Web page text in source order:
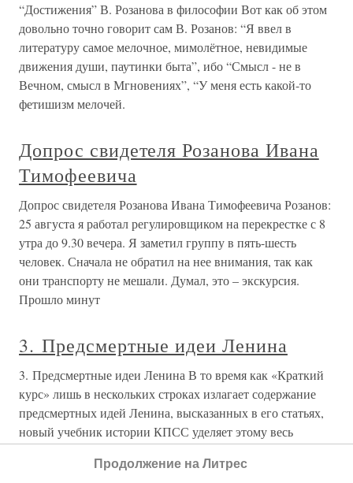
“Достижения” В. Розанова в философии Вот как об этом
довольно точно говорит сам В. Розанов: “Я ввел в
литературу самое мелочное, мимолётное, невидимые
движения души, паутинки быта”, ибо “Смысл - не в
Вечном, смысл в Мгновениях”, “У меня есть какой-то
фетишизм мелочей.
Допрос свидетеля Розанова Ивана
Тимофеевича
Допрос свидетеля Розанова Ивана Тимофеевича Розанов:
25 августа я работал регулировщиком на перекрестке с 8
утра до 9.30 вечера. Я заметил группу в пять-шесть
человек. Сначала не обратил на нее внимания, так как
они транспорту не мешали. Думал, это – экскурсия.
Прошло минут
3. Предсмертные идеи Ленина
3. Предсмертные идеи Ленина В то время как «Краткий
курс» лишь в нескольких строках излагает содержание
предсмертных идей Ленина, высказанных в его статьях,
новый учебник истории КПСС уделяет этому весь
отмечают, что Ленин вПродолжение на Литрес